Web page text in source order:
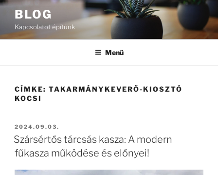
Tartalomhoz
BLOG
Kapcsolatot építünk
Menü
CÍMKE: TAKARMÁNYKEVERŐ-KIOSZTÓ
KOCSI
BEKÜLDVE:
2024.09.03.
Szársértős tárcsás kasza: A modern
fűkasza működése és előnyei!